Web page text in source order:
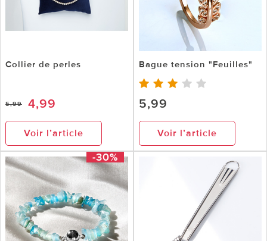
Collier de perles
5,99 4,99
Voir l’article
Bague tension "Feuilles"
5,99
Voir l’article
-30%